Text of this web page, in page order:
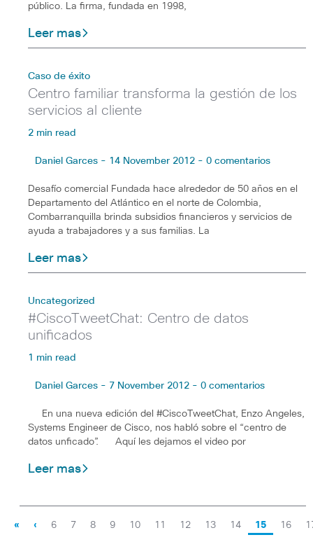
público. La firma, fundada en 1998,
Leer mas
Caso de éxito
Centro familiar transforma la gestión de los
servicios al cliente
2 min read
Daniel Garces - 14 November 2012 - 0 comentarios
Desafío comercial Fundada hace alrededor de 50 años en el
Departamento del Atlántico en el norte de Colombia,
Combarranquilla brinda subsidios financieros y servicios de
ayuda a trabajadores y a sus familias. La
Leer mas
Uncategorized
#CiscoTweetChat: Centro de datos
unificados
1 min read
Daniel Garces - 7 November 2012 - 0 comentarios
En una nueva edición del #CiscoTweetChat, Enzo Angeles,
Systems Engineer de Cisco, nos habló sobre el “centro de
datos unficado”. Aquí les dejamos el video por
Leer mas
« ‹ 6 7 8 9 10 11 12 13 14 15 16